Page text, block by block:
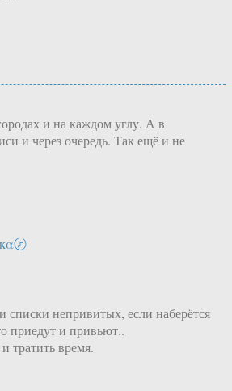
и на каждом углу. А в
и через очередь. Так ещё и не
〄
списки непривитых, если наберётся
приедут и привьют..
тратить время.